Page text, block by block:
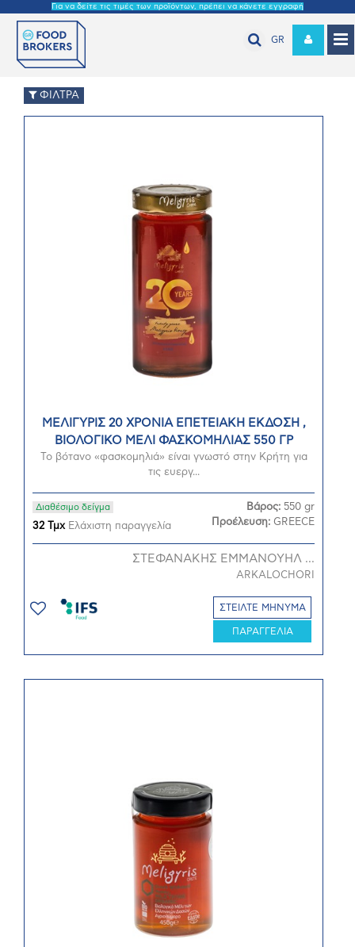
Για να δείτε τις τιμές των προϊόντων, πρέπει να κάνετε εγγραφή
GR
ΦΙΛΤΡΑ
ΜΕΛΙΓΥΡΙΣ 20 ΧΡΟΝΙΑ ΕΠΕΤΕΙΑΚΗ ΕΚΔΟΣΗ ,
ΒΙΟΛΟΓΙΚΟ ΜΕΛΙ ΦΑΣΚΟΜΗΛΙΑΣ 550 ΓΡ
Το βότανο «φασκομηλιά» είναι γνωστό στην Κρήτη για
τις ευεργ...
Διαθέσιμο δείγμα
32 ΤμχΕλάχιστη παραγγελία
Βάρος: 550 gr
Προέλευση: GREECE
ΣΤΕΦΑΝΑΚΗΣ ΕΜΜΑΝΟΥΗΛ ...
ARKALOCHORI
ΣΤΕΙΛΤΕ ΜΗΝΥΜΑ
ΠΑΡΑΓΓΕΛΙΑ